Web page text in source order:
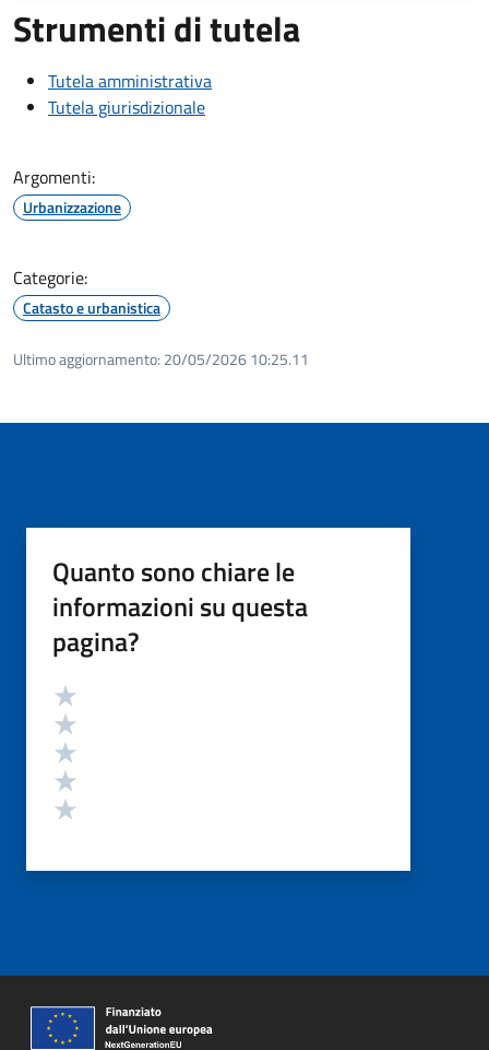
Strumenti di tutela
Tutela amministrativa
Tutela giurisdizionale
Argomenti:
Urbanizzazione
Categorie:
Catasto e urbanistica
Ultimo aggiornamento: 20/05/2026 10:25.11
Quanto sono chiare le
informazioni su questa
pagina?
Valutazione